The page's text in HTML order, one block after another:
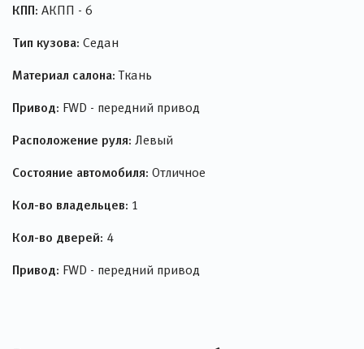
КПП: АКПП - 6
Тип кузова: Седан
Материал салона: Ткань
Привод: FWD - передний привод
Расположение руля: Левый
Состояние автомобиля: Отличное
Кол-во владельцев: 1
Кол-во дверей: 4
Привод: FWD - передний привод